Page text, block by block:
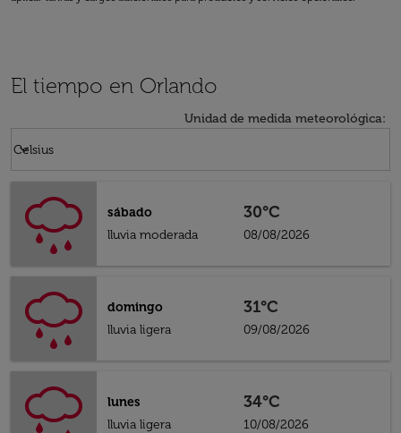
El tiempo en Orlando
Unidad de medida meteorológica:
Celsius
keyboard_arrow_down
sábado
lluvia moderada
30°C
08/08/2026
domingo
lluvia ligera
31°C
09/08/2026
lunes
lluvia ligera
34°C
10/08/2026